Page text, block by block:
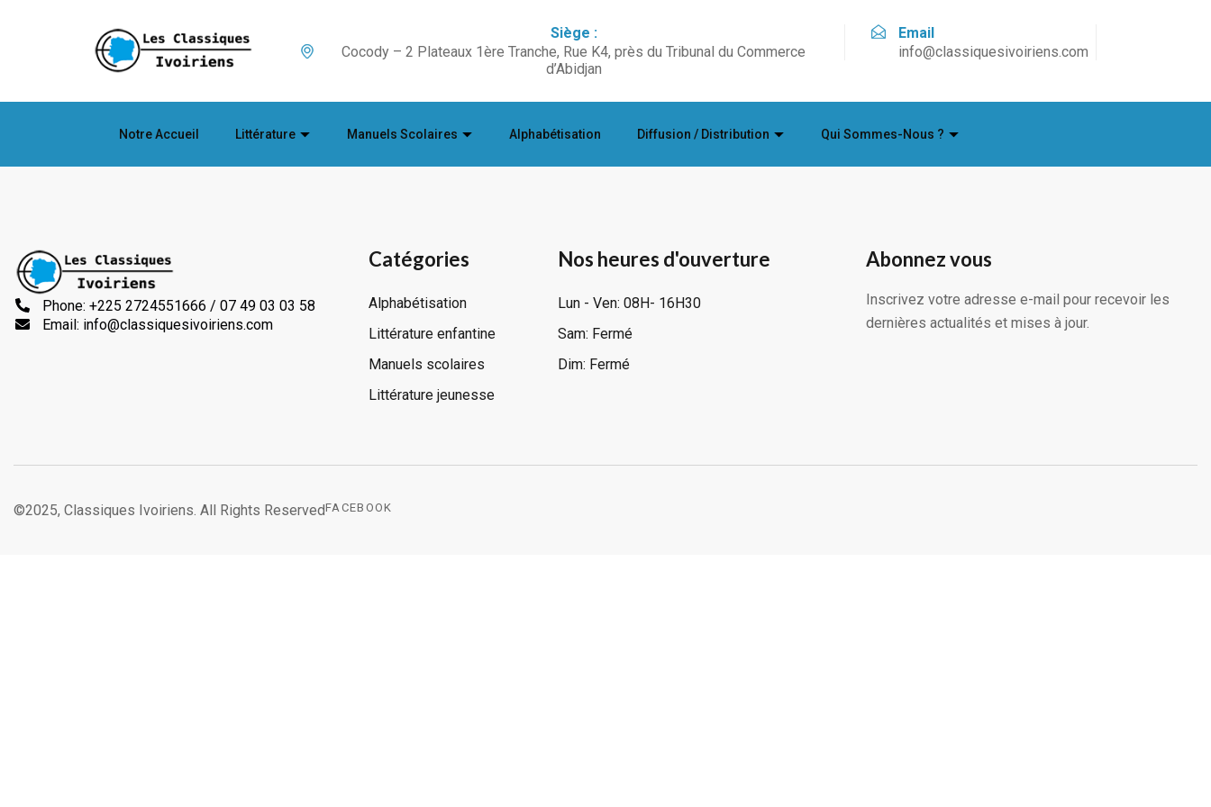
Siège :
Cocody – 2 Plateaux 1ère Tranche, Rue K4, près du Tribunal du Commerce
d’Abidjan
Email
info@classiquesivoiriens.com
Notre Accueil Littérature Manuels Scolaires Alphabétisation Diffusion / Distribution Qui Sommes-Nous ?
Phone: +225 2724551666 / 07 49 03 03 58
Email: info@classiquesivoiriens.com
Catégories
Alphabétisation
Littérature enfantine
Manuels scolaires
Littérature jeunesse
Nos heures d'ouverture
Lun - Ven: 08H- 16H30
Sam: Fermé
Dim: Fermé
Abonnez vous
Inscrivez votre adresse e-mail pour recevoir les
dernières actualités et mises à jour.
©2025, Classiques Ivoiriens. All Rights ReservedFACEBOOK